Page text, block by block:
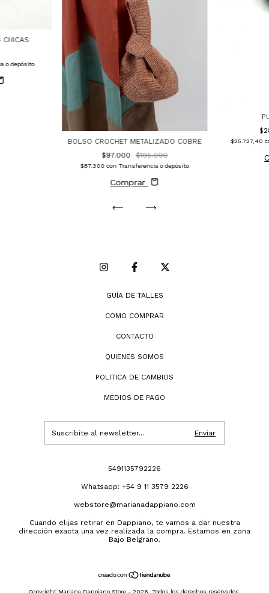
CHICAS
o depósito
BOLSO CROCHET METALIZADO COBRE
$97.000
$195.000
$87.300con Transferencia o depósito
Comprar
$25.727,40
GUÍA DE TALLES
COMO COMPRAR
CONTACTO
QUIENES SOMOS
POLITICA DE CAMBIOS
MEDIOS DE PAGO
5491135792226
Whatsapp: +54 9 11 3579 2226
webstore@marianadappiano.com
Cuando elijas retirar en Dappiano, te vamos a dar nuestra
dirección exacta una vez realizada la compra. Estamos en zona
Bajo Belgrano.
Copyright Mariana Dappiano Store - 2026. Todos los derechos reservados.